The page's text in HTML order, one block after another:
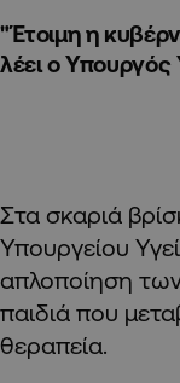
"Έτοιμη η
λέει ο Υπουργός
Στα σκαριά
Υπουργείου
απλοποίηση των
παιδιά που
θεραπεία.